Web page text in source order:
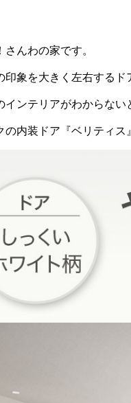
さんわの家です。
印象を大きく左右するド
インテリアがわからな
の内装ドア『ベリティス